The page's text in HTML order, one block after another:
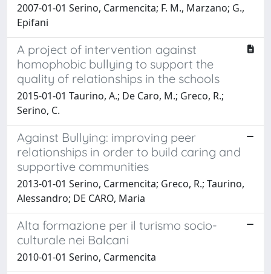
2007-01-01 Serino, Carmencita; F. M., Marzano; G.,
Epifani
A project of intervention against
homophobic bullying to support the
quality of relationships in the schools
2015-01-01 Taurino, A.; De Caro, M.; Greco, R.;
Serino, C.
Against Bullying: improving peer
relationships in order to build caring and
supportive communities
2013-01-01 Serino, Carmencita; Greco, R.; Taurino,
Alessandro; DE CARO, Maria
Alta formazione per il turismo socio-
culturale nei Balcani
2010-01-01 Serino, Carmencita